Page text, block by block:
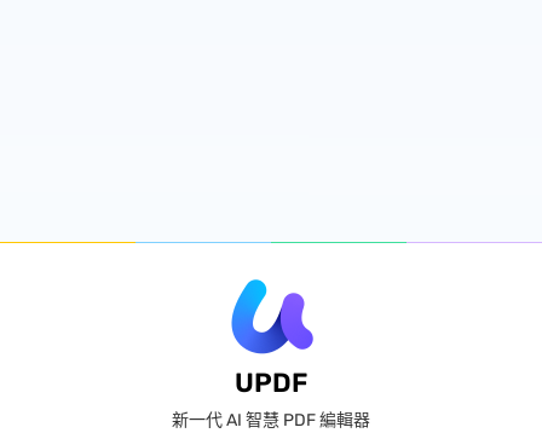
UPDF
新一代 AI 智慧 PDF 編輯器